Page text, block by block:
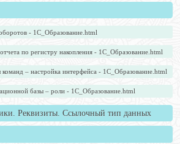
- 1С_Образование.html
по регистру накопления - 1С_Образование.html
– настройка интерфейса - 1С_Образование.html
базы – роли - 1С_Образование.html
Реквизиты. Ссылочный тип данных